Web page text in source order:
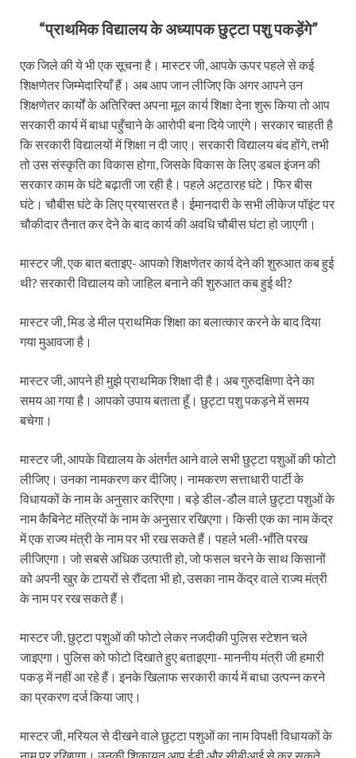
“प्राथमिक विद्यालय के अध्यापक छुट्टा पशु पकड़ेंगे”
एक जिले की ये भी एक सूचना है। मास्टर जी, आपके ऊपर पहले से कई
शिक्षणेतर जिम्मेदारियाँ हैं। अब आप जान लीजिए कि अगर आपने उन
शिक्षणेतर कार्यों के अतिरिक्त अपना मूल कार्य शिक्षा देना शुरू किया तो आप
सरकारी कार्य में बाधा पहुँचाने के आरोपी बना दिये जाएंगे। सरकार चाहती है
कि सरकारी विद्यालयों में शिक्षा न दी जाए। सरकारी विद्यालय बंद होंगे, तभी
तो उस संस्कृति का विकास होगा, जिसके विकास के लिए डबल इंजन की
सरकार काम के घंटे बढ़ाती जा रही है। पहले अट्ठारह घंटे। फिर बीस
घंटे। चौबीस घंटे के लिए प्रयासरत है। ईमानदारी के सभी लीकेज पॉइंट पर
चौकीदार तैनात कर देने के बाद कार्य की अवधि चौबीस घंटा हो जाएगी।
मास्टर जी, एक बात बताइए- आपको शिक्षणेतर कार्य देने की शुरुआत कब हुई
थी? सरकारी विद्यालय को जाहिल बनाने की शुरुआत कब हुई थी?
मास्टर जी, मिड डे मील प्राथमिक शिक्षा का बलात्कार करने के बाद दिया
गया मुआवजा है।
मास्टर जी, आपने ही मुझे प्राथमिक शिक्षा दी है। अब गुरुदक्षिणा देने का
समय आ गया है। आपको उपाय बताता हूँ। छुट्टा पशु पकड़ने में समय
बचेगा।
मास्टर जी, आपके विद्यालय के अंतर्गत आने वाले सभी छुट्टा पशुओं की फोटो
लीजिए। उनका नामकरण कर दीजिए। नामकरण सत्ताधारी पार्टी के
विधायकों के नाम के अनुसार करिएगा। बड़े डील-डौल वाले छुट्टा पशुओं के
नाम कैबिनेट मंत्रियों के नाम के अनुसार रखिएगा। किसी एक का नाम केंद्र
में एक राज्य मंत्री के नाम पर भी रख सकते हैं। पहले भली-भाँति परख
लीजिएगा। जो सबसे अधिक उत्पाती हो, जो फसल चरने के साथ किसानों
को अपनी खुर के टायरों से रौंदता भी हो, उसका नाम केंद्र वाले राज्य मंत्री
के नाम पर रख सकते हैं।
मास्टर जी, छुट्टा पशुओं की फोटो लेकर नजदीकी पुलिस स्टेशन चले
जाइएगा। पुलिस को फोटो दिखाते हुए बताइएगा- माननीय मंत्री जी हमारी
पकड़ में नहीं आ रहे हैं। इनके खिलाफ सरकारी कार्य में बाधा उत्पन्न करने
का प्रकरण दर्ज किया जाए।
मास्टर जी, मरियल से दीखने वाले छुट्टा पशुओं का नाम विपक्षी विधायकों के